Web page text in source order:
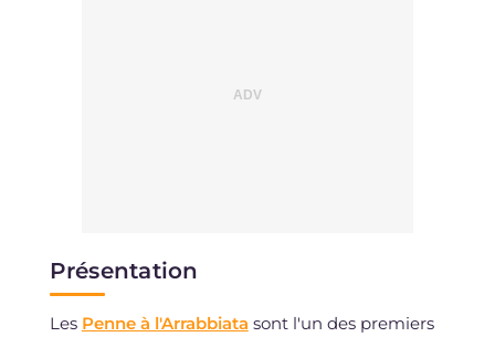
Présentation
Les Penne à l'Arrabbiata sont l'un des premiers